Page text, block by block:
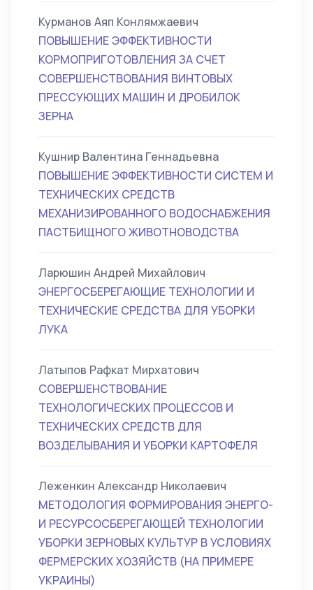
Курманов Аяп Конлямжаевич
ПОВЫШЕНИЕ ЭФФЕКТИВНОСТИ
КОРМОПРИГОТОВЛЕНИЯ ЗА СЧЕТ
СОВЕРШЕНСТВОВАНИЯ ВИНТОВЫХ
ПРЕССУЮЩИХ МАШИН И ДРОБИЛОК
ЗЕРНА
Кушнир Валентина Геннадьевна
ПОВЫШЕНИЕ ЭФФЕКТИВНОСТИ СИСТЕМ И
ТЕХНИЧЕСКИХ СРЕДСТВ
МЕХАНИЗИРОВАННОГО ВОДОСНАБЖЕНИЯ
ПАСТБИЩНОГО ЖИВОТНОВОДСТВА
Ларюшин Андрей Михайлович
ЭНЕРГОСБЕРЕГАЮЩИЕ ТЕХНОЛОГИИ И
ТЕХНИЧЕСКИЕ СРЕДСТВА ДЛЯ УБОРКИ
ЛУКА
Латыпов Рафкат Мирхатович
СОВЕРШЕНСТВОВАНИЕ
ТЕХНОЛОГИЧЕСКИХ ПРОЦЕССОВ И
ТЕХНИЧЕСКИХ СРЕДСТВ ДЛЯ
ВОЗДЕЛЫВАНИЯ И УБОРКИ КАРТОФЕЛЯ
Леженкин Александр Николаевич
МЕТОДОЛОГИЯ ФОРМИРОВАНИЯ ЭНЕРГО-
И РЕСУРСОСБЕРЕГАЮЩЕЙ ТЕХНОЛОГИИ
УБОРКИ ЗЕРНОВЫХ КУЛЬТУР В УСЛОВИЯХ
ФЕРМЕРСКИХ ХОЗЯЙСТВ (НА ПРИМЕРЕ
УКРАИНЫ)